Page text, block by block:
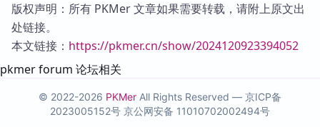
版权声明：所有 PKMer 文章如果需要转载，请附上原文出
处链接。
本文链接： https://pkmer.cn/show/2024120923394052
pkmer forum 论坛相关
© 2022-2026 PKMer All Rights Reserved — 京ICP备
2023005152号 京公网安备 11010702002494号